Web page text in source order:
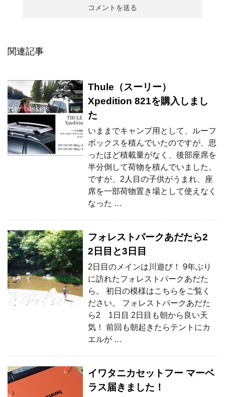
関連記事
Thule（スーリー）
Xpedition 821を購入しまし
た
いままでキャンプ用として、ルーフ
ボックスを積んでいたのですが、思
ったほど積載量がなく、後部座席を
半分倒して荷物を積んでいました。
ですが、2人目の子供がうまれ、座
席を一部荷物置き場として使えなく
なった …
フォレストパークあだたら2
2日目と3日目
2日目のメインは川遊び！ 9年ぶり
に訪れたフォレストパークあだた
ら。 初日の模様はこちらをご覧く
ださい。 フォレストパークあだた
ら2 1日目 2日目も朝から良い天
気！ 前回も朝起きたらテントにカ
エルが …
イワタニカセットフー マーベ
ラス届きました！